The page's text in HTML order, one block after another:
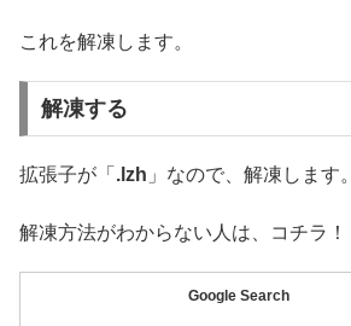
これを解凍します。
解凍する
拡張子が「 .lzh 」なので、解凍します。
解凍方法がわからない人は、コチラ！
Google Search